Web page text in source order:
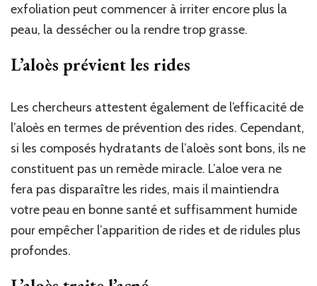
exfoliation peut commencer à irriter encore plus la
peau, la dessécher ou la rendre trop grasse.
L’aloès prévient les rides
Les chercheurs attestent également de l’efficacité de
l’aloès en termes de prévention des rides. Cependant,
si les composés hydratants de l’aloès sont bons, ils ne
constituent pas un remède miracle. L’aloe vera ne
fera pas disparaître les rides, mais il maintiendra
votre peau en bonne santé et suffisamment humide
pour empêcher l’apparition de rides et de ridules plus
profondes.